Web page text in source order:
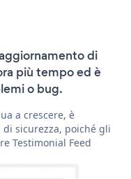
di
più tempo ed è
o bug.
a crescere, è
sicurezza, poiché gli
Testimonial Feed